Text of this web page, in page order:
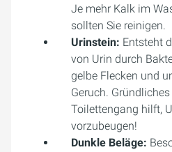
Je mehr Kalk im
sollten Sie reinigen.
Urinstein: Entsteht
von Urin durch
gelbe Flecken und
Geruch.
Toilettengang hilft,
vorzubeugen!
Dunkle Beläge: